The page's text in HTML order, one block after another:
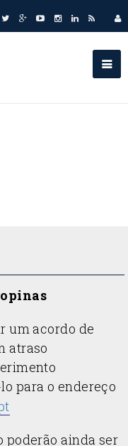
um acordo de
atraso
para o endereço
poderão ainda ser